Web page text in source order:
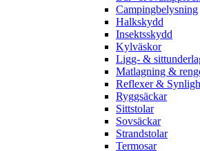
Campingbelysning
Halkskydd
Insektsskydd
Kylväskor
Ligg- &
Matlagning &
Reflexer &
Ryggsäckar
Sittstolar
Sovsäckar
Strandstolar
Termosar